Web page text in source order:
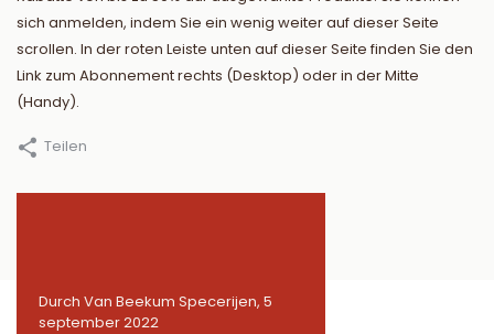
sich anmelden, indem Sie ein wenig weiter auf dieser Seite
scrollen. In der roten Leiste unten auf dieser Seite finden Sie den
Link zum Abonnement rechts (Desktop) oder in der Mitte
(Handy).
Teilen
Durch Van Beekum Specerijen, 5
september 2022